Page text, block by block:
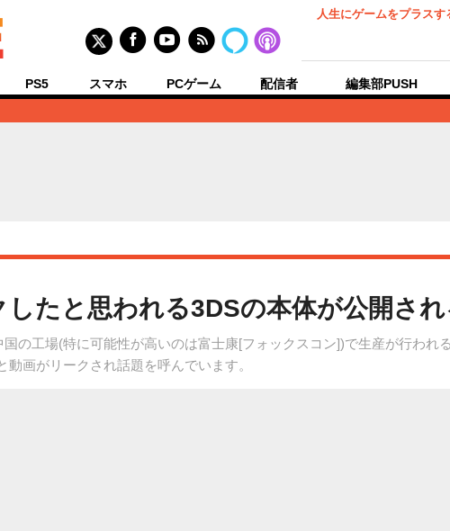
人生にゲームをプラスす
PS5 スマホ PCゲーム 配信者 編集部PUSH
たと思われる3DSの本体が公開され
の工場(特に可能性が高いのは富士康[フォックスコン])で生産が行われ
画がリークされ話題を呼んでいます。